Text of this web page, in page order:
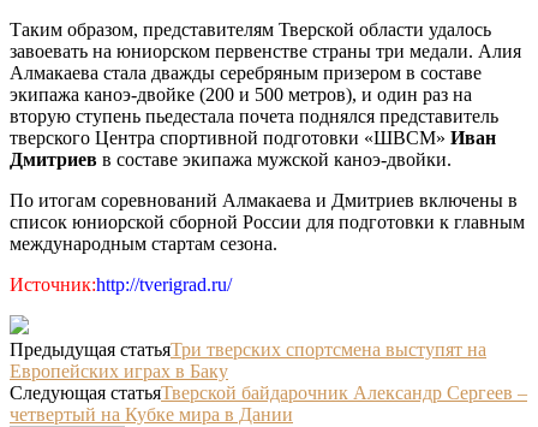
Таким образом, представителям Тверской области удалось
завоевать на юниорском первенстве страны три медали. Алия
Алмакаева стала дважды серебряным призером в составе
экипажа каноэ-двойке (200 и 500 метров), и один раз на
вторую ступень пьедестала почета поднялся представитель
тверского Центра спортивной подготовки «ШВСМ» Иван
Дмитриев в составе экипажа мужской каноэ-двойки.
По итогам соревнований Алмакаева и Дмитриев включены в
список юниорской сборной России для подготовки к главным
международным стартам сезона.
Источник:http://tverigrad.ru/
Предыдущая статьяТри тверских спортсмена выступят на
Европейских играх в Баку
Следующая статьяТверской байдарочник Александр Сергеев –
четвертый на Кубке мира в Дании